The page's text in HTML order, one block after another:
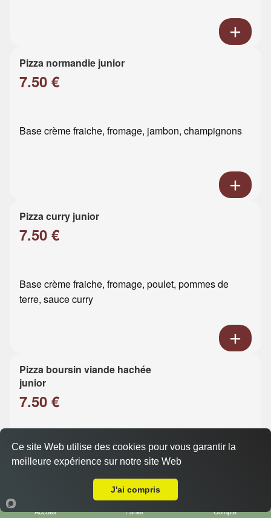
Pizza normandie junior
7.50 €
Base crème fraiche, fromage, jambon, champignons
Pizza curry junior
7.50 €
Base crème fraiche, fromage, poulet, pommes de
terre, sauce curry
Pizza boursin viande hachée
junior
7.50 €
Accueil Panier Compte
Ce site Web utilise des cookies pour vous garantir la
meilleure expérience sur notre site Web
J'ai compris